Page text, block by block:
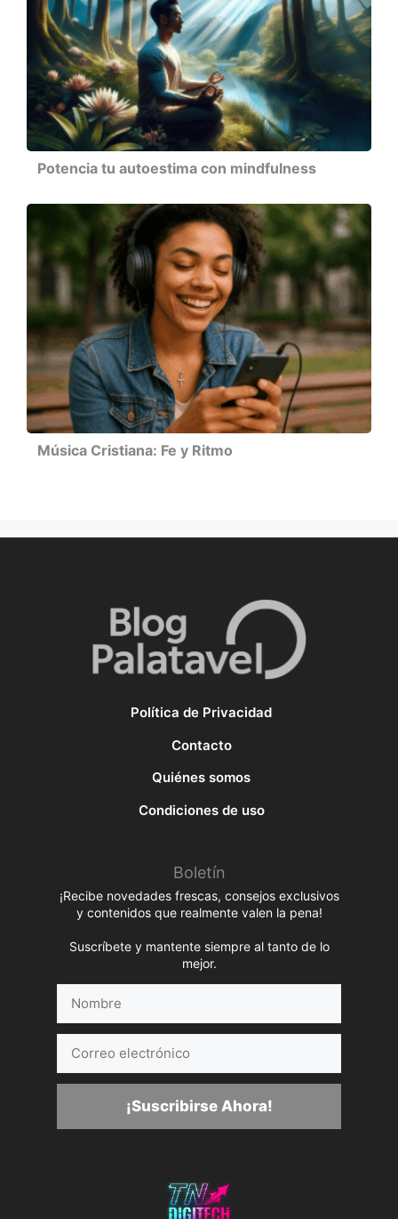
Potencia tu autoestima con mindfulness
Música Cristiana: Fe y Ritmo
Política de Privacidad
Contacto
Quiénes somos
Condiciones de uso
Boletín
¡Recibe novedades frescas, consejos exclusivos
y contenidos que realmente valen la pena!
Suscríbete y mantente siempre al tanto de lo
mejor.
electrónico
¡Suscribirse Ahora!